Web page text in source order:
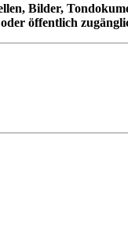
Bilder,
öffentlich